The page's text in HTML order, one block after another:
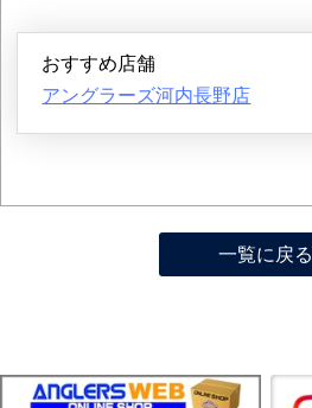
おすすめ店舗
アングラーズ河内長野店
一覧に戻る